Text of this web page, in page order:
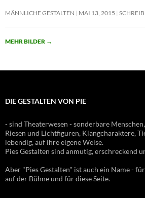
MÄNNLICHE GESTALTEN MAI 13, 2015
MEHR BILDER →
DIE GESTALTEN VON PIE
- sind Theaterwesen - sonderbare
Riesen und Lichtfiguren, Klangcharaktere,
lebendig, auf ihre eigene Weise.
Pies Gestalten sind anmutig, erschreckend
Aber "Pies Gestalten" ist auch ein Name -
auf der Bühne und für diese Seite.